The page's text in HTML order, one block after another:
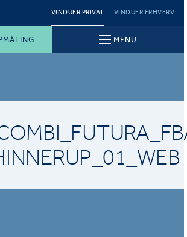
VINDUER PRIVAT VINDUER ERHVERV
MENU